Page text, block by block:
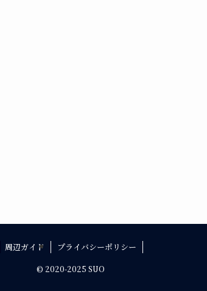
周辺ガイド プライバシーポリシー
© 2020-2025 SUO